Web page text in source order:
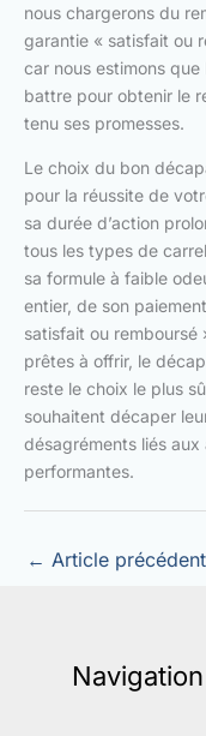
nous chargerons du
garantie « satisfait ou
car nous estimons
battre pour obtenir le
tenu ses promesses.
Le choix du bon
pour la réussite de
sa durée d’action
tous les types de
sa formule à faible
entier, de son
satisfait ou remboursé
prêtes à offrir, le
reste le choix le plus
souhaitent décaper
désagréments liés
performantes.
← Article précédent
Navigation